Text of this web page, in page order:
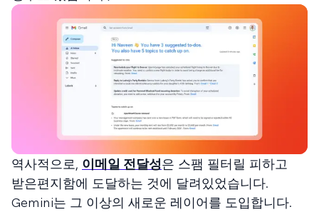
역사적으로, 이메일 전달성은 스팸 필터릴 피하고
받은편지함에 도달하는 것에 달려있었습니다.
Gemini는 그 이상의 새로운 레이어를 도입합니다.